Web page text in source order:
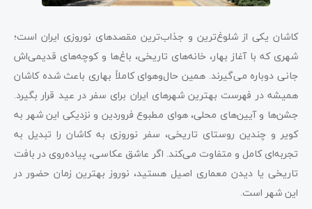
کاشان یکی از شلوغ‌ترین و جذاب‌ترین مقصدهای نوروزی ایران است؛
شهری که با آغاز بهار، خانه‌های تاریخی، باغ‌ها و کوچه‌های قدیمی‌اش
جانی دوباره می‌گیرند. همین حال‌وهوای کاملاً بهاری باعث شده کاشان
همیشه در فهرست بهترین شهرهای ایران برای سفر در عید قرار بگیرد.
جشن‌ها و آیین‌های محلی، هوای مطبوع فروردین و نزدیکی این شهر به
کویر و چندین روستای تاریخی، سفر نوروزی به کاشان را تبدیل به
تجربه‌ای کامل و متفاوت می‌کند. اگر عاشق عکاسی، پیاده‌روی در بافت
تاریخی یا دیدن معماری اصیل هستید، نوروز بهترین زمان حضور در
این شهر است.